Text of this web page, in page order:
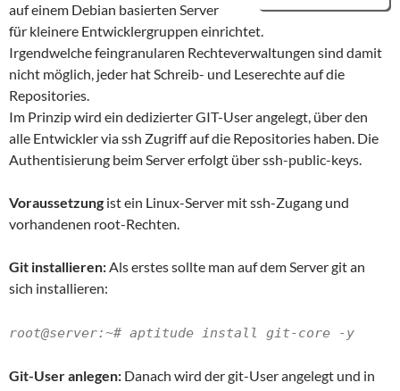
auf einem Debian basierten Server
für kleinere Entwicklergruppen einrichtet.
Irgendwelche feingranularen Rechteverwaltungen sind damit
nicht möglich, jeder hat Schreib- und Leserechte auf die
Repositories.
Im Prinzip wird ein dedizierter GIT-User angelegt, über den
alle Entwickler via ssh Zugriff auf die Repositories haben. Die
Authentisierung beim Server erfolgt über ssh-public-keys.
Voraussetzung ist ein Linux-Server mit ssh-Zugang und
vorhandenen root-Rechten.
Git installieren:Als erstes sollte man auf dem Server git an
sich installieren:
root@server:~# aptitude install git-core -y
Git-User anlegen: Danach wird der git-User angelegt und in